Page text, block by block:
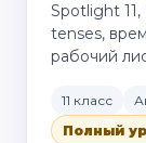
Spotlight
tenses,
рабочий
11 класс
Полный